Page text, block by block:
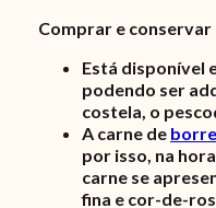
Comprar e conservar
Está disponível
podendo ser
costela, o
A carne de
por isso, na
carne se
fina e cor-de-